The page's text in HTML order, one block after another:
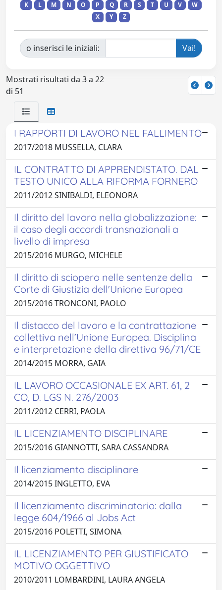
K
L M N O P Q R S T U V
W
X
Y Z
o inserisci le iniziali:
Mostrati risultati da 3 a 22
di 51
I RAPPORTI DI LAVORO NEL FALLIMENTO
2017/2018 MUSSELLA, CLARA
IL CONTRATTO DI APPRENDISTATO. DAL
TESTO UNICO ALLA RIFORMA FORNERO
2011/2012 SINIBALDI, ELEONORA
Il diritto del lavoro nella globalizzazione:
il caso degli accordi transnazionali a
livello di impresa
2015/2016 MURGO, MICHELE
Il diritto di sciopero nelle sentenze della
Corte di Giustizia dell'Unione Europea
2015/2016 TRONCONI, PAOLO
Il distacco del lavoro e la contrattazione
collettiva nell’Unione Europea. Disciplina
e interpretazione della direttiva 96/71/CE
2014/2015 MORRA, GAIA
IL LAVORO OCCASIONALE EX ART. 61, 2
CO, D. LGS N. 276/2003
2011/2012 CERRI, PAOLA
IL LICENZIAMENTO DISCIPLINARE
2015/2016 GIANNOTTI, SARA CASSANDRA
Il licenziamento disciplinare
2014/2015 INGLETTO, EVA
Il licenziamento discriminatorio: dalla
legge 604/1966 al Jobs Act
2015/2016 POLETTI, SIMONA
IL LICENZIAMENTO PER GIUSTIFICATO
MOTIVO OGGETTIVO
2010/2011 LOMBARDINI, LAURA ANGELA